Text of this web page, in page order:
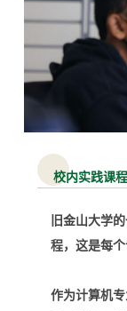
校内实践课程
旧金山大学
程，这是每
作为计算机